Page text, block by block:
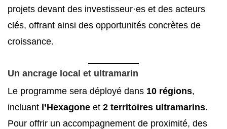
projets devant des investisseur·es et des acteurs
clés, offrant ainsi des opportunités concrètes de
croissance.
Un ancrage local et ultramarin
Le programme sera déployé dans 10 régions,
incluant l’Hexagone et 2 territoires ultramarins.
Pour offrir un accompagnement de proximité, des